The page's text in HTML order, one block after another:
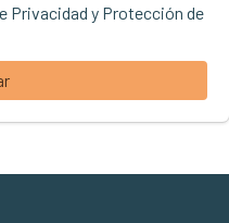
Privacidad y Protección de